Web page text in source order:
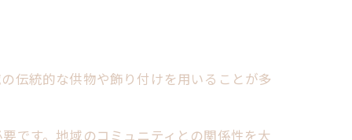
伝統的な供物や飾り付けを用いることが多
です。地域のコミュニティとの関係性を大